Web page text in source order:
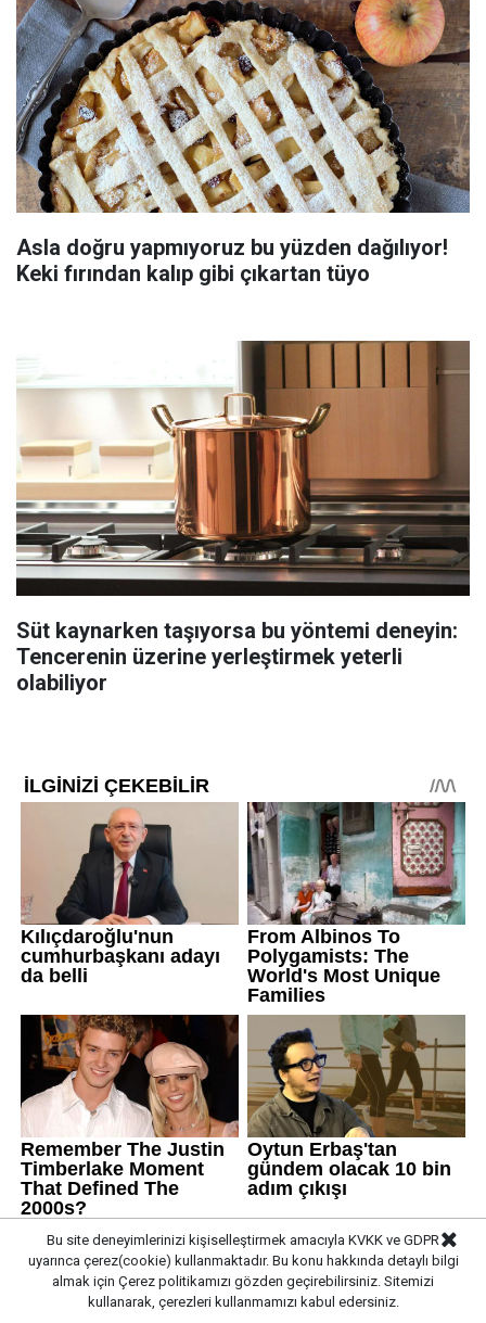
Asla doğru yapmıyoruz bu yüzden dağılıyor!
Keki fırından kalıp gibi çıkartan tüyo
Süt kaynarken taşıyorsa bu yöntemi deneyin:
Tencerenin üzerine yerleştirmek yeterli
olabiliyor
Bu site deneyimlerinizi kişiselleştirmek amacıyla KVKK ve GDPR
uyarınca çerez(cookie) kullanmaktadır. Bu konu hakkında detaylı bilgi
almak için Çerez politikamızı gözden geçirebilirsiniz. Sitemizi
kullanarak, çerezleri kullanmamızı kabul edersiniz.